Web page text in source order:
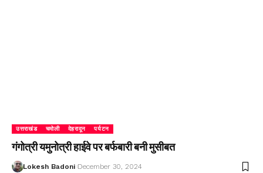
उत्तराखंड चमोली देहरादून पर्यटन
गंगोत्री यमुनोत्री हाईवे पर बर्फबारी बनी मुसीबत
Lokesh Badoni December 30, 2024